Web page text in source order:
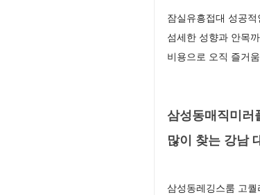
잠실유흥접대 성공
섬세한 성향과 안목
비용으로 오직 즐거
삼성동매직미러
많이 찾는 강남
삼성동레깅스룸 고